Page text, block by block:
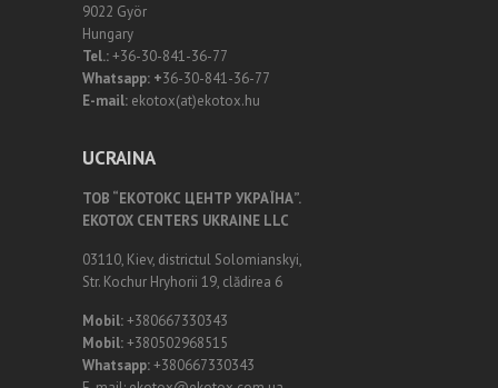
9022 Györ
Hungary
Tel.:+36-30-841-36-77
Whatsapp: +36-30-841-36-77
E-mail: ekotox(at)ekotox.hu
UCRAINA
ТОВ “ЕКОТОКС ЦЕНТР УКРАЇНА”.
EKOTOX CENTERS UKRAINE LLC
03110, Kiev, districtul Solomianskyi,
Str. Kochur Hryhorii 19, clădirea 6
Mobil:+380667330343
Mobil:+380502968515
Whatsapp:+380667330343